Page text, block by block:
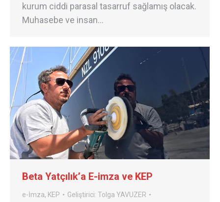
kurum ciddi parasal tasarruf sağlamış olacak.
Muhasebe ve insan…
Beta Yatçılık’a E-imza ve KEP
e-İmza, KEP Geliştirici: Tolga YAVUZER